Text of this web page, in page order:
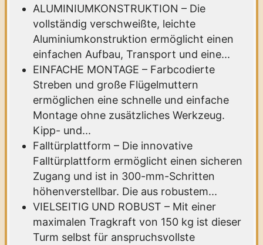
ALUMINIUMKONSTRUKTION – Die
vollständig verschweißte, leichte
Aluminiumkonstruktion ermöglicht einen
einfachen Aufbau, Transport und eine...
EINFACHE MONTAGE – Farbcodierte
Streben und große Flügelmuttern
ermöglichen eine schnelle und einfache
Montage ohne zusätzliches Werkzeug.
Kipp- und...
Falltürplattform – Die innovative
Falltürplattform ermöglicht einen sicheren
Zugang und ist in 300-mm-Schritten
höhenverstellbar. Die aus robustem...
VIELSEITIG UND ROBUST – Mit einer
maximalen Tragkraft von 150 kg ist dieser
Turm selbst für anspruchsvollste